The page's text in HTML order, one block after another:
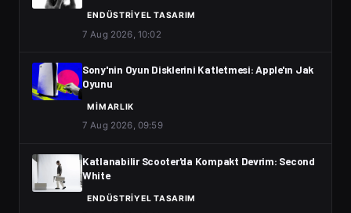
ENDÜSTRIYEL TASARIM
7 Aug 2026, 10:02
Sony'nin Oyun Disklerini Katletmesi: Apple'ın Jak
Oyunu
MIMARLIK
7 Aug 2026, 09:59
Katlanabilir Scooter'da Kompakt Devrim: Second
White
ENDÜSTRIYEL TASARIM